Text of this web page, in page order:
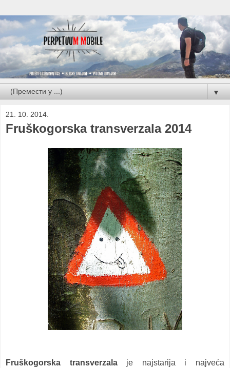
▼
21. 10. 2014.
Fruškogorska transverzala 2014
Fruškogorska transverzalaje najstarija i najveća